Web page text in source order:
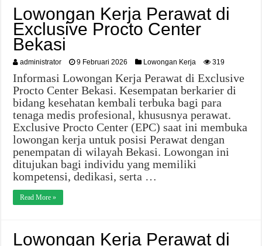
Lowongan Kerja Perawat di
Exclusive Procto Center
Bekasi
administrator 9 Februari 2026 Lowongan Kerja 319
Informasi Lowongan Kerja Perawat di Exclusive
Procto Center Bekasi. Kesempatan berkarier di
bidang kesehatan kembali terbuka bagi para
tenaga medis profesional, khususnya perawat.
Exclusive Procto Center (EPC) saat ini membuka
lowongan kerja untuk posisi Perawat dengan
penempatan di wilayah Bekasi. Lowongan ini
ditujukan bagi individu yang memiliki
kompetensi, dedikasi, serta …
Read More »
Lowongan Kerja Perawat di